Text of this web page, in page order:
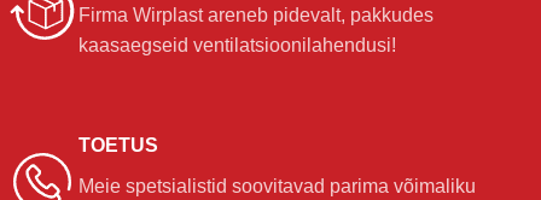
Firma Wirplast areneb pidevalt, pakkudes
kaasaegseid ventilatsioonilahendusi!
TOETUS
Meie spetsialistid soovitavad parima võimaliku